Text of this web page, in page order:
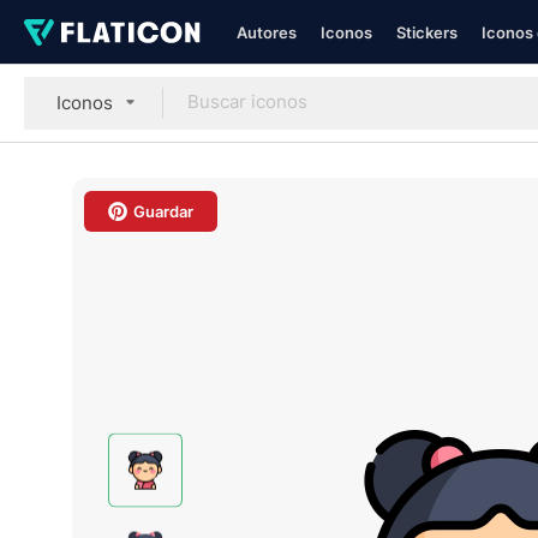
Autores Iconos Stickers Iconos
Iconos
Guardar